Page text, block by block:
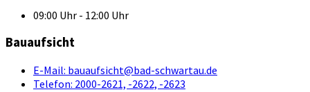
09:00 Uhr - 12:00 Uhr
Bauaufsicht
E-Mail: bauaufsicht@bad-schwartau.de
Telefon: 2000-2621, -2622, -2623